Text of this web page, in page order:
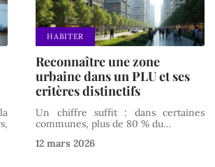
HABITER
Reconnaître une zone
urbaine dans un PLU et ses
critères distinctifs
Un chiffre suffit : dans certaines
communes, plus de 80 % du…
12 mars 2026